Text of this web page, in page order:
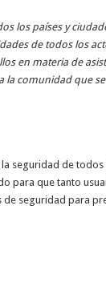
los países y
de todos los
en materia de
la comunidad que
seguridad de todos
para que tanto
seguridad para